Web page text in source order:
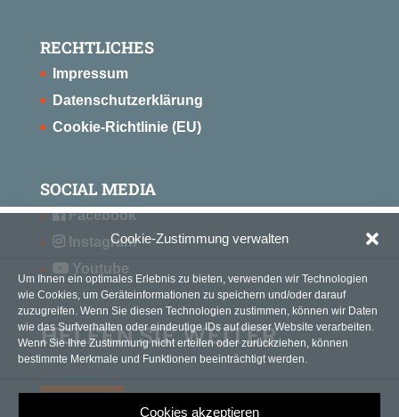
Cookie-Zustimmung verwalten
Um Ihnen ein optimales Erlebnis zu bieten, verwenden wir Technologien
wie Cookies, um Geräteinformationen zu speichern und/oder darauf
zuzugreifen. Wenn Sie diesen Technologien zustimmen, können wir Daten
wie das Surfverhalten oder eindeutige IDs auf dieser Website verarbeiten.
Wenn Sie Ihre Zustimmung nicht erteilen oder zurückziehen, können
bestimmte Merkmale und Funktionen beeinträchtigt werden.
Cookies akzeptieren
RECHTLICHES
Impressum
Datenschutzerklärung
Cookie-Richtlinie (EU)
SOCIAL MEDIA
Facebook
Instagram
Youtube
HELFEN SIE WEITER
SPENDEN